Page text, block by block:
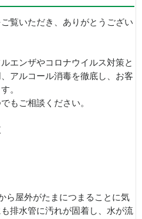
覧いただき、ありがとうござい
エンザやコロナウイルス対策と
アルコール消毒を徹底し、お客
。
もご相談ください。
ら屋外がたまにつまることに気
排水管に汚れが固着し、水が流